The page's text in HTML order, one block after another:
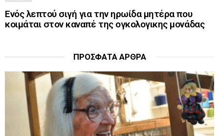
Ενός λεπτού σιγή για την ηρωίδα μητέρα που
κοιμάται στον καναπέ της ογκολογικης μονάδας
ΠΡΌΣΦΑΤΑ ΆΡΘΡΑ